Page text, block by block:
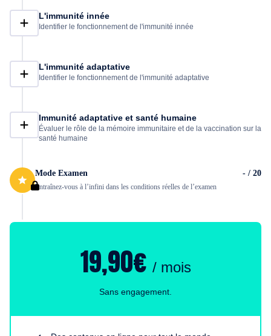
L'immunité innée
Identifier le fonctionnement de l'immunité innée
L'immunité adaptative
Identifier le fonctionnement de l'immunité adaptative
Immunité adaptative et santé humaine
Évaluer le rôle de la mémoire immunitaire et de la vaccination sur la
santé humaine
Mode Examen
Entraînez-vous à l’infini dans les conditions réelles de l’examen
- / 20
19,90€ / mois
Sans engagement.